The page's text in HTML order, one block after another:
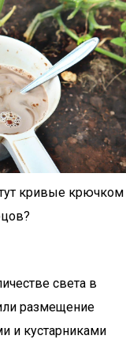
кривые крючком
света в
размещение
и кустарниками